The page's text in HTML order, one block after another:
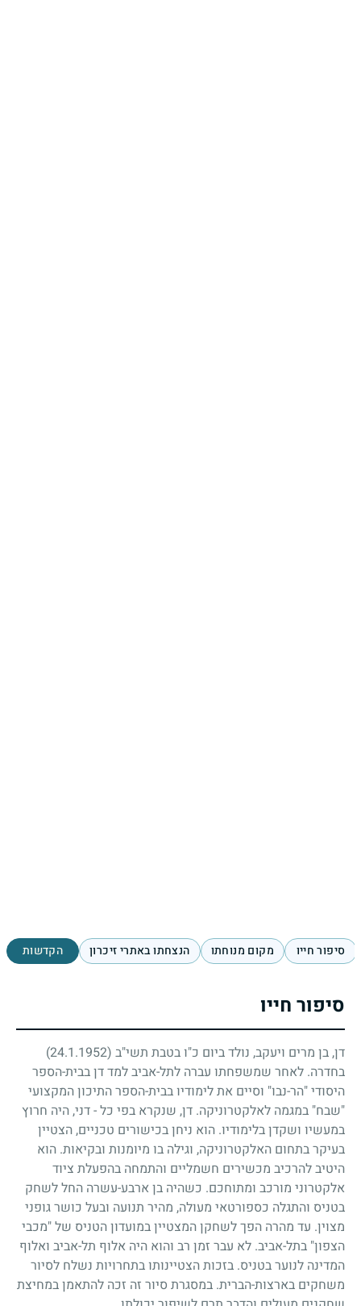
סיפור חייו מקום מנוחתו הנצחתו באתרי זיכרון הקדשות
סיפור חייו
דן, בן מרים ויעקב, נולד ביום כ"ו בטבת תשי"ב (24.1.1952)
בחדרה. לאחר שמשפחתו עברה לתל-אביב למד דן בבית-הספר
היסודי "הר-נבו" וסיים את לימודיו בבית-הספר התיכון המקצועי
"שבח" במגמה לאלקטרוניקה. דן, שנקרא בפי כל-דני, היה חרוץ
במעשיו ושקדן בלימודיו. הוא ניחן בכישורים טכניים, הצטיין
בעיקר בתחום האלקטרוניקה, וגילה בו מיומנות ובקיאות. הוא
היטיב להרכיב מכשירים חשמליים והתמחה בהפעלת ציוד
אלקטרוני מורכב ומתוחכם. כשהיה בן ארבע-עשרה החל לשחק
בטניס והתגלה כספורטאי מעולה, מהיר תנועה ובעל כושר גופני
מצוין. עד מהרה הפך לשחקן המצטיין במועדון הטניס של "מכבי
הצפון" בתל-אביב. לא עבר זמן רב והוא היה אלוף תל-אביב ואלוף
המדינה לנוער בטניס. בזכות הצטיינותו בתחרויות נשלח לסיור
משחקים בארצות-הברית. במסגרת סיור זה זכה להתאמן במחיצת